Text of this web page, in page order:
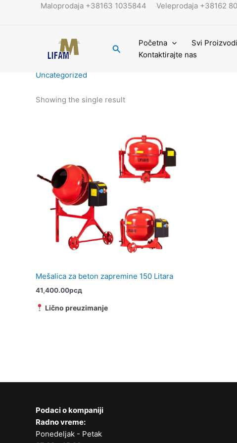
Maloprodaja +38163 1035844 Veleprodaja +38162
SearchPočetna Svi Proizvodi
Kontaktirajte nas
Home Products Uncategorized
Home / Uncategorized
Uncategorized
Showing the single result
Mešalica za beton zapremine 150 Litara
41,400.00рсд
Lično preuzimanje
Podaci o kompaniji
Radno vreme:
Ponedeljak - Petak